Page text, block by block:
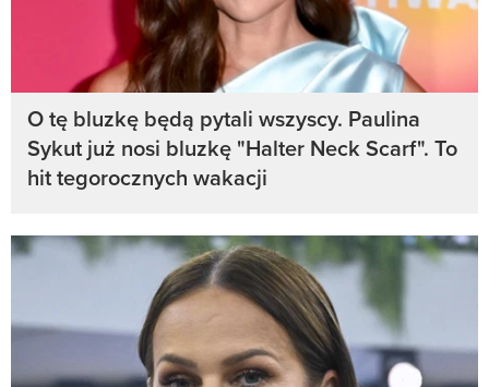
O tę bluzkę będą pytali wszyscy. Paulina
Sykut już nosi bluzkę "Halter Neck Scarf". To
hit tegorocznych wakacji